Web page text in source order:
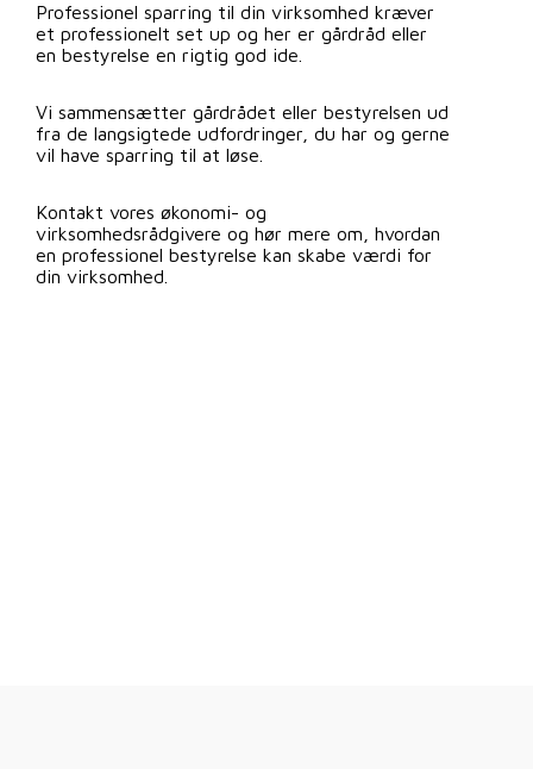
Professionel sparring til din virksomhed kræver
et professionelt set up og her er gårdråd eller
en bestyrelse en rigtig god ide.
Vi sammensætter gårdrådet eller bestyrelsen ud
fra de langsigtede udfordringer, du har og gerne
vil have sparring til at løse.
Kontakt vores økonomi- og
virksomhedsrådgivere og hør mere om, hvordan
en professionel bestyrelse kan skabe værdi for
din virksomhed.